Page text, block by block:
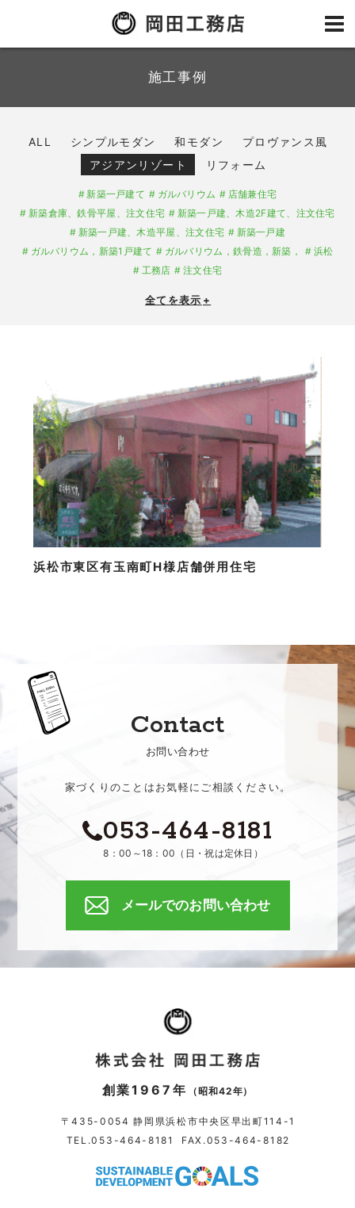
施工事例
ALL シンプルモダン 和モダン
プロヴァンス風
アジアンリゾート
リフォーム
新築一戸建て ガルバリウム
店舗兼住宅
新築倉庫、鉄骨平屋、注文住宅
新築一戸建、木造2F建て、注文住宅
新築一戸建、木造平屋、注文住宅
新築一戸建
ガルバリウム，新築1戸建て
ガルバリウム，鉄骨造，新築，
浜松
工務店
注文住宅
全てを表示 +
浜松市東区有玉南町H様店舗併用住宅
Contact
お問い合わせ
家づくりのことはお気軽にご相談ください。
053-464-8181
8：00～18：00（日・祝は定休日）
メールでのお問い合わせ
創業1967年 （昭和42年）
〒435-0054 静岡県浜松市中央区早出町114-1
TEL.053-464-8181 FAX.053-464-8182